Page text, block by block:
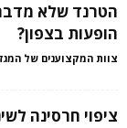
הטרנד שלא
הופעות בצפון?
צוות המקצוענים של
ציפוי חרסינה